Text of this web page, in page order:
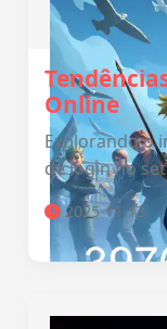
Online
Explorando o
de login no
2025-11-13